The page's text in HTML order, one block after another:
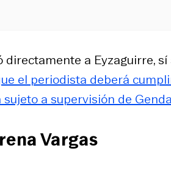
a Eyzaguirre,
el periodista deberá
a supervisión de
Vargas